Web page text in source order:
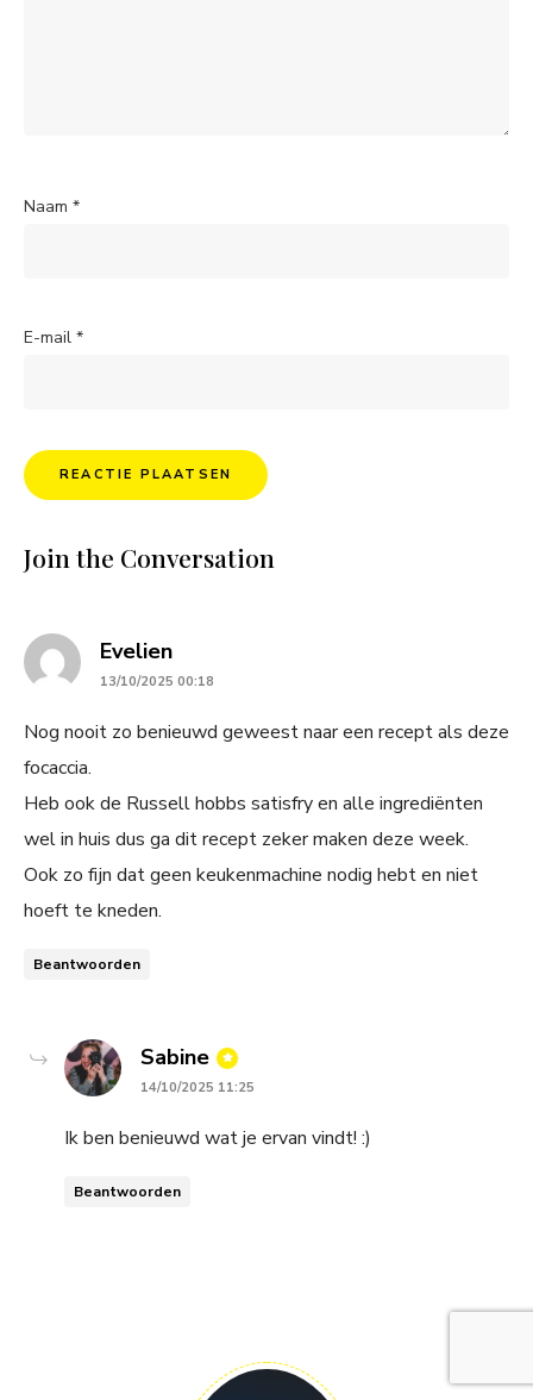
Naam *
E-mail *
Join the Conversation
Eveliensays:
13/10/2025 00:18
Nog nooit zo benieuwd geweest naar een recept als deze
focaccia.
Heb ook de Russell hobbs satisfry en alle ingrediënten
wel in huis dus ga dit recept zeker maken deze week.
Ook zo fijn dat geen keukenmachine nodig hebt en niet
hoeft te kneden.
Beantwoorden
Sabine says:
14/10/2025 11:25
Ik ben benieuwd wat je ervan vindt! :)
Beantwoorden